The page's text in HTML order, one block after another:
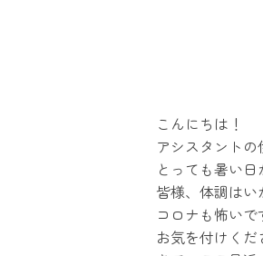
こんにちは！
アシスタントの
とっても暑い
皆様、体調はい
コロナも怖い
お気を付けくだ